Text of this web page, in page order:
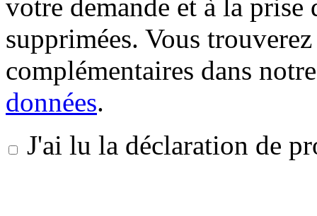
votre demande et à la
supprimées. Vous
complémentaires dans
données.
J'ai lu la déclaration de